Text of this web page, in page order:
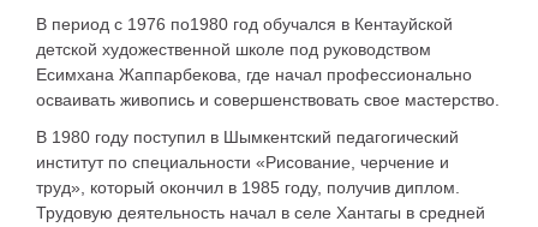
В период с 1976 по1980 год обучался в Кентауйской
детской художественной школе под руководством
Есимхана Жаппарбекова, где начал профессионально
осваивать живопись и совершенствовать свое мастерство.
В 1980 году поступил в Шымкентский педагогический
институт по специальности «Рисование, черчение и
труд», который окончил в 1985 году, получив диплом.
Трудовую деятельность начал в селе Хантагы в средней